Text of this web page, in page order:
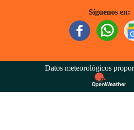
Síguenos en:
Datos meteorológicos